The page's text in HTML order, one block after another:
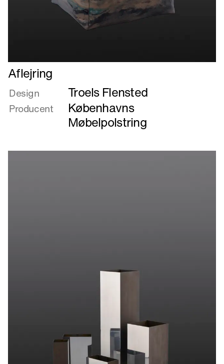
Læs
mere
om
Aflejring
Aflejring
Design Troels Flensted
Producent
Københavns
Møbelpolstring